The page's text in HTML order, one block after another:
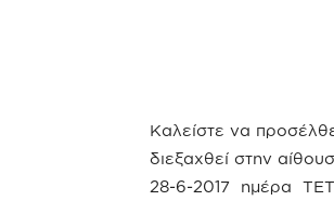
Καλείστε να
διεξαχθεί στην
28-6-2017 ημέρα